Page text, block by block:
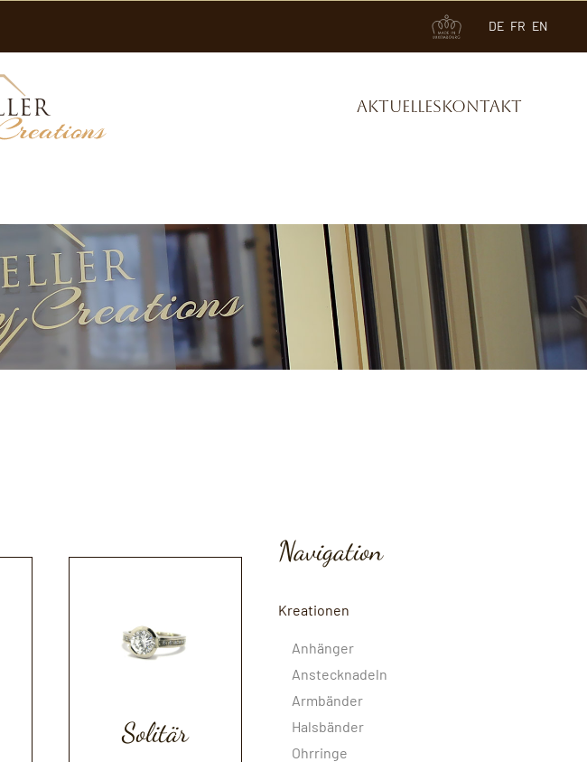
DE FR EN
AktuellesKontakt
Solitär
Navigation
Kreationen
Anhänger
Anstecknadeln
Armbänder
Halsbänder
Ohrringe